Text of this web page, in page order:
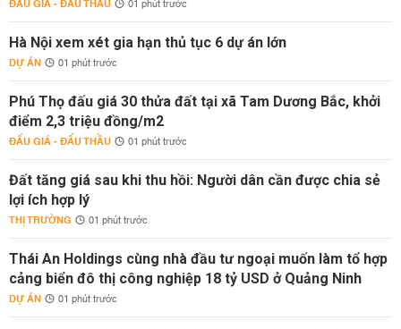
ĐẤU GIÁ - ĐẤU THẦU 01 phút trước
Hà Nội xem xét gia hạn thủ tục 6 dự án lớn
DỰ ÁN 01 phút trước
Phú Thọ đấu giá 30 thửa đất tại xã Tam Dương Bắc, khởi
điểm 2,3 triệu đồng/m2
ĐẤU GIÁ - ĐẤU THẦU 01 phút trước
Đất tăng giá sau khi thu hồi: Người dân cần được chia sẻ
lợi ích hợp lý
THỊ TRƯỜNG 01 phút trước
Thái An Holdings cùng nhà đầu tư ngoại muốn làm tổ hợp
cảng biển đô thị công nghiệp 18 tỷ USD ở Quảng Ninh
DỰ ÁN 01 phút trước